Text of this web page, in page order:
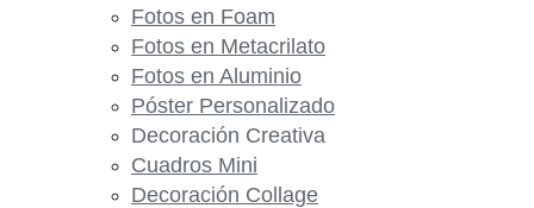
Fotos en Foam
Fotos en Metacrilato
Fotos en Aluminio
Póster Personalizado
Decoración Creativa
Cuadros Mini
Decoración Collage